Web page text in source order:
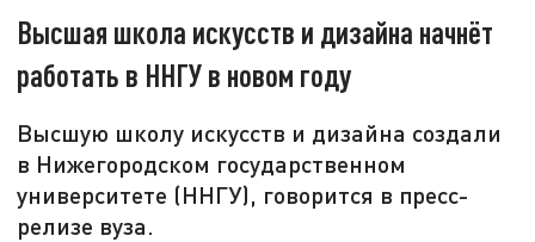
Высшая школа искусств и дизайна начнёт
работать в ННГУ в новом году
Высшую школу искусств и дизайна создали
в Нижегородском государственном
университете (ННГУ), говорится в пресс-
релизе вуза.